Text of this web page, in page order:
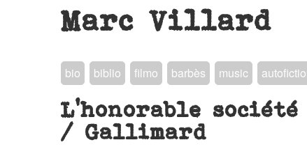
Marc Villard
bio biblio filmo barbès music
L’honorable
/ Gallimard